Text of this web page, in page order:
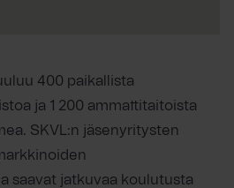
400 paikallista
ja 1 200 ammattitaitoista
SKVL:n jäsenyritysten
saavat jatkuvaa koulutusta